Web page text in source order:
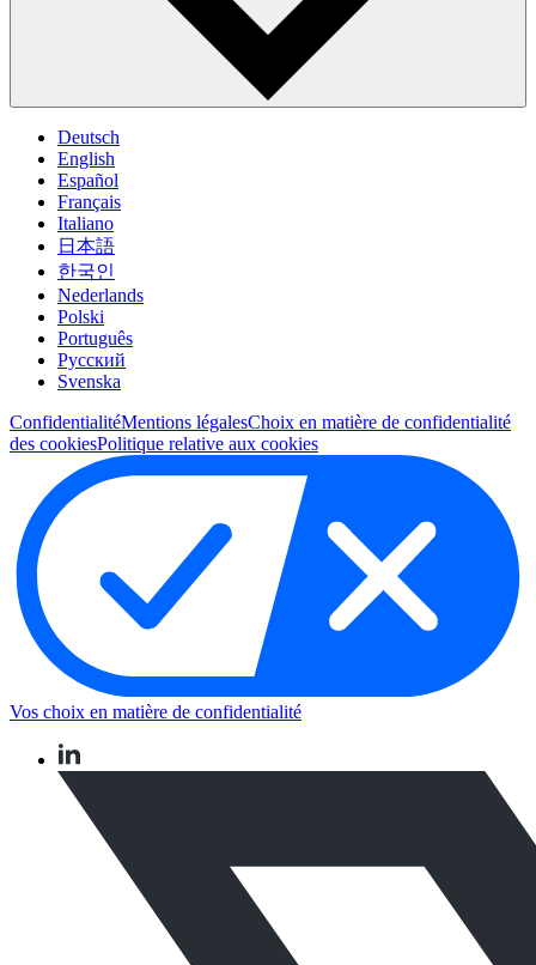
Deutsch
English
Español
Français
Italiano
日本語
한국인
Nederlands
Polski
Português
Pусский
Svenska
ConfidentialitéMentions légalesChoix en matière de confidentialité
des cookiesPolitique relative aux cookies
Vos choix en matière de confidentialité